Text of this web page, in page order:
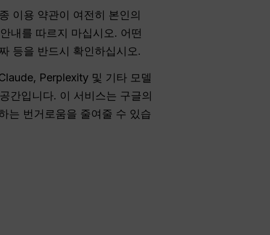
이용 약관이 여전히 본인의
내를 따르지 마십시오. 어떤
등을 반드시 확인하십시오.
Perplexity 및 기타 모델
간입니다. 이 서비스는 구글의
는 번거로움을 줄여줄 수 있습